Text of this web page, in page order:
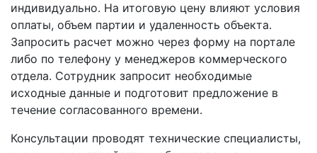
индивидуально. На итоговую цену влияют условия
оплаты, объем партии и удаленность объекта.
Запросить расчет можно через форму на портале
либо по телефону у менеджеров коммерческого
отдела. Сотрудник запросит необходимые
исходные данные и подготовит предложение в
течение согласованного времени.
Консультации проводят технические специалисты,